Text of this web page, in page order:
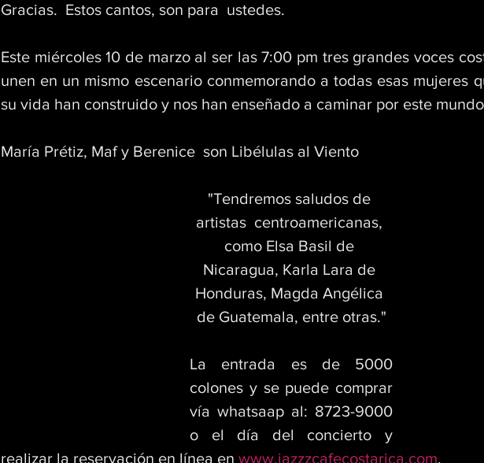
Gracias.  Estos cantos, son para  ustedes.
Este miércoles 10 de marzo al ser las 7:00 pm tres grandes voces
unen en un mismo escenario conmemorando a todas esas mujeres
su vida han construido y nos han enseñado a caminar por este
María Prétiz, Maf y Berenice  son Libélulas al Viento
"Tendremos saludos de
artistas  centroamericanas,
como Elsa Basil de
Nicaragua, Karla Lara de
Honduras, Magda Angélica
de Guatemala, entre otras."
La entrada es de 5000
colones y se puede comprar
vía whatsaap al: 8723-9000
o el día del concierto y
realizar la reservación en línea en www.jazzzcafecostarica.com.